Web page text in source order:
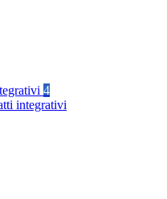
4
integrativi